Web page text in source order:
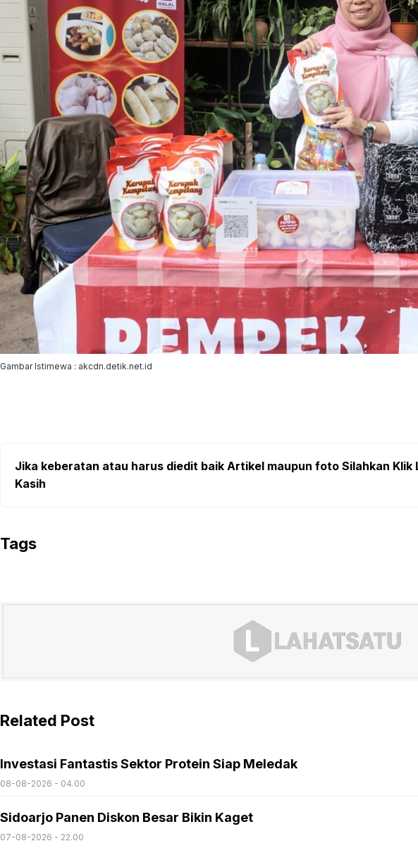
Gambar Istimewa : akcdn.detik.net.id
Jika keberatan atau harus diedit baik Artikel maupun foto Silahkan Klik
Kasih
Tags
Related Post
Investasi Fantastis Sektor Protein Siap Meledak
08-08-2026 - 04.00
Sidoarjo Panen Diskon Besar Bikin Kaget
07-08-2026 - 22.00